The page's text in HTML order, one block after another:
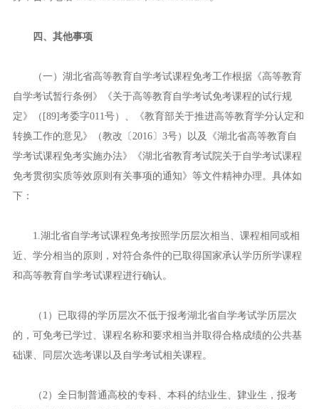
四、其他事项
（一）湖北省高等教育自学考试课程免考工作根据《高等教育
自学考试暂行条例》《关于高等教育自学考试免考课程的试行规
定》（[89]考委字011号）、《教育部关于推进高等教育学分认定和
转换工作的意见》（教改〔2016〕3号）以及《湖北省高等教育自
学考试课程免考实施办法》《湖北省教育考试院关于自学考试课程
免考贯彻实质等效原则有关事项的通知》等文件精神办理。具体如
下：
1.湖北省自学考试课程免考按照学历层次相当、课程相同或相
近、学分相当的原则，对符合条件的已取得国家承认学历所学课程
和高等教育自学考试课程进行确认。
（1）已取得的学历层次不低于报考湖北省自学考试学历层次
的，可免考已学过、课程名称和要求相当并取得合格成绩的公共基
础课、同层次选考课以及自学考试相关课程。
（2）全日制普通高校的专科、本科的结业生、肄业生，报考